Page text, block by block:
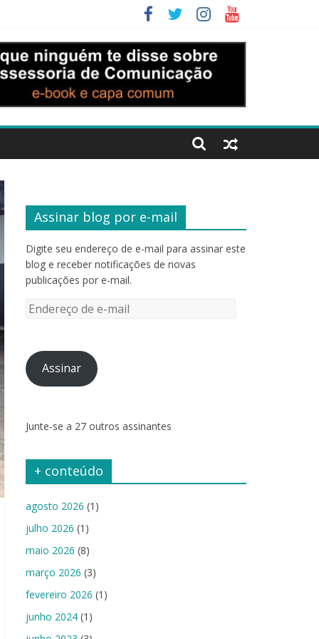
Assinar blog por e-mail
Digite seu endereço de e-mail para assinar este
blog e receber notificações de novas
publicações por e-mail.
Endereço
mail
Assinar
Junte-se a 27 outros assinantes
+ conteúdo
agosto 2026 (1)
julho 2026 (1)
maio 2026 (8)
março 2026 (3)
fevereiro 2026 (1)
junho 2024 (1)